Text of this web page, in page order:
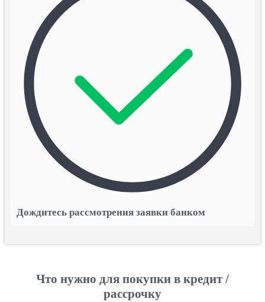
Дождитесь рассмотрения заявки банком
Что нужно для покупки в кредит /
рассрочку